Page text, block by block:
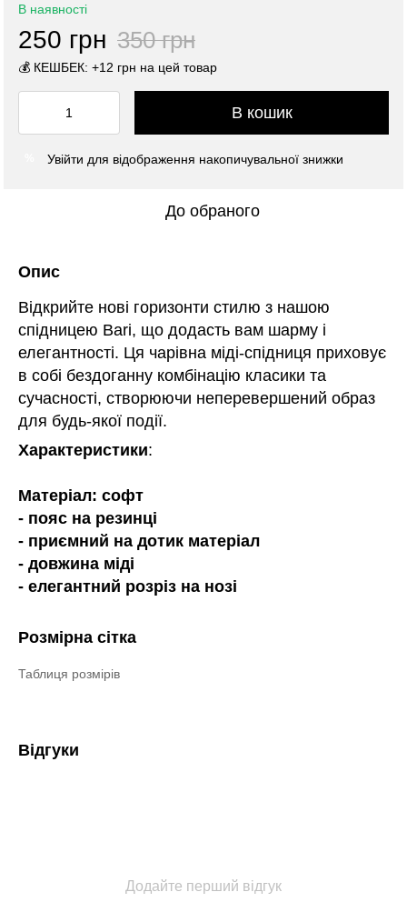
В наявності
250 грн 350 грн
💰 КЕШБЕК: +12 грн на цей товар
В кошик
Увійти для відображення накопичувальної знижки
До обраного
Опис
Відкрийте нові горизонти стилю з нашою
спідницею Bari, що додасть вам шарму і
елегантності. Ця чарівна міді-спідниця приховує
в собі бездоганну комбінацію класики та
сучасності, створюючи неперевершений образ
для будь-якої події.
Характеристики:
Матеріал: софт
- пояс на резинці
- приємний на дотик матеріал
- довжина міді
- елегантний розріз на нозі
Розмірна сітка
Таблиця розмірів
Відгуки
Додайте перший відгук